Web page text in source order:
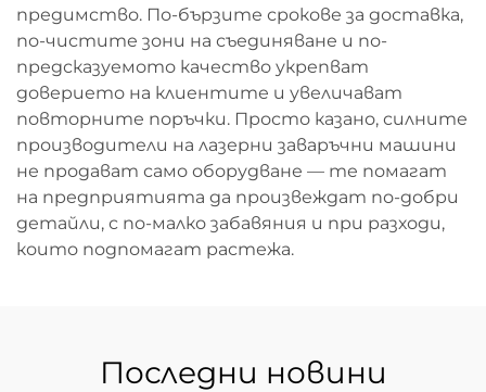
предимство. По-бързите срокове за доставка,
по-чистите зони на съединяване и по-
предсказуемото качество укрепват
доверието на клиентите и увеличават
повторните поръчки. Просто казано, силните
производители на лазерни заваръчни машини
не продават само оборудване — те помагат
на предприятията да произвеждат по-добри
детайли, с по-малко забавяния и при разходи,
които подпомагат растежа.
Последни новини